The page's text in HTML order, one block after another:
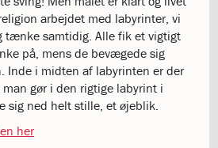
arbejdet med labyrinter, vi
tænke samtidig. Alle fik et vigtigt
på, mens de bevægede sig
Inde i midten af labyrinten er der
man gør i den rigtige labyrint i
sig ned helt stille, et øjeblik.
her